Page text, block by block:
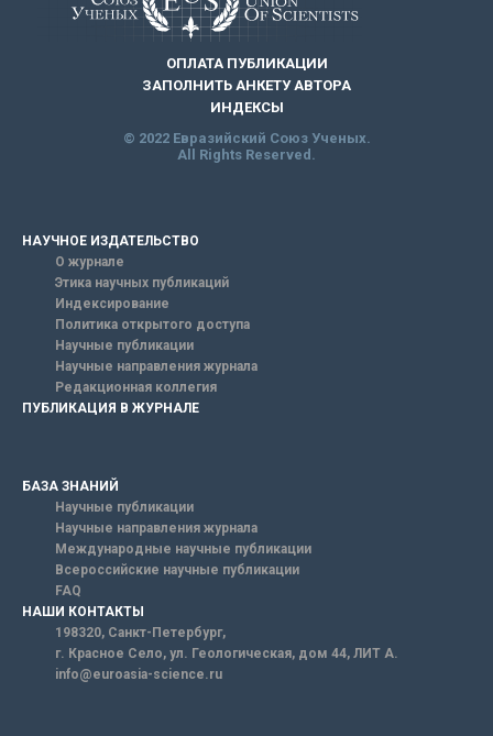
ОПЛАТА ПУБЛИКАЦИИ
ЗАПОЛНИТЬ АНКЕТУ АВТОРА
ИНДЕКСЫ
© 2022 Евразийский Союз Ученых.
All Rights Reserved.
НАУЧНОЕ ИЗДАТЕЛЬСТВО
О журнале
Этика научных публикаций
Индексирование
Политика открытого доступа
Научные публикации
Научные направления журнала
Редакционная коллегия
ПУБЛИКАЦИЯ В ЖУРНАЛЕ
БАЗА ЗНАНИЙ
Научные публикации
Научные направления журнала
Международные научные публикации
Всероссийские научные публикации
FAQ
НАШИ КОНТАКТЫ
198320, Санкт-Петербург,
г. Красное Село, ул. Геологическая, дом 44, ЛИТ А.
info@euroasia-science.ru